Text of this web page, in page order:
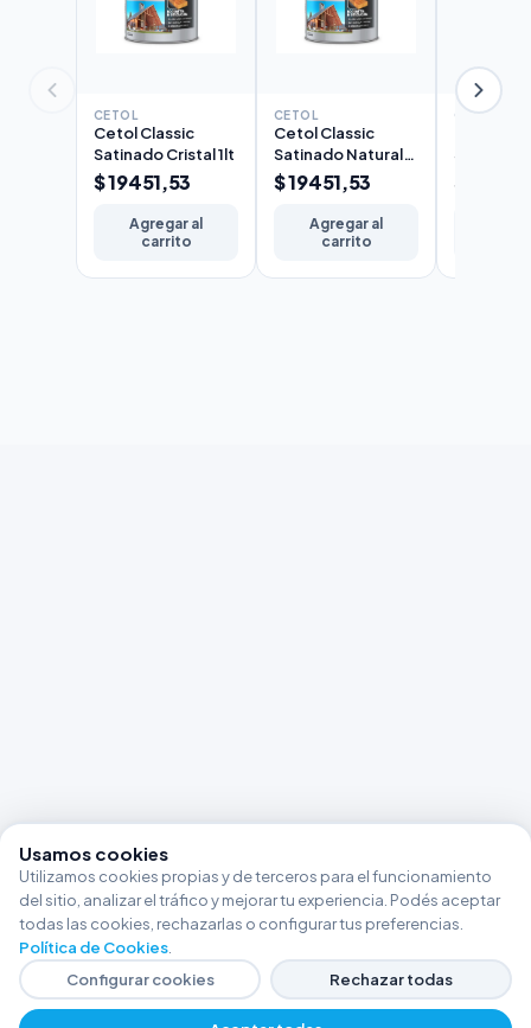
CETOL
Cetol Classic
Satinado Cristal 1lt
$ 19451,53
Agregar al
carrito
CETOL
Cetol Classic
Satinado Natural
1lt
$ 19451,53
Agregar al
carrito
CETOL
Satinado
$
Usamos cookies
Utilizamos cookies propias y de terceros para el funcionamiento
del sitio, analizar el tráfico y mejorar tu experiencia. Podés aceptar
todas las cookies, rechazarlas o configurar tus preferencias.
Política de Cookies
Configurar cookies
Rechazar todas